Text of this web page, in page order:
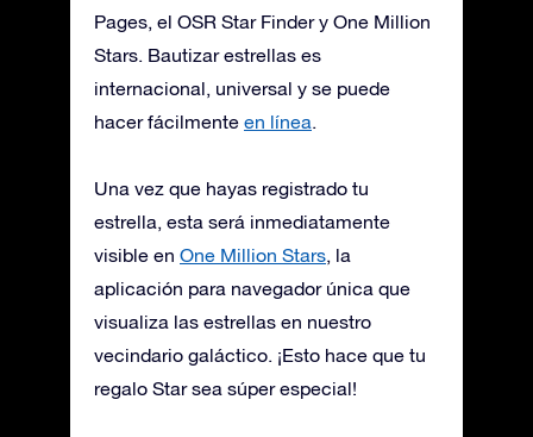
Pages, el OSR Star Finder y One Million
Stars. Bautizar estrellas es
internacional, universal y se puede
hacer fácilmente en línea.
Una vez que hayas registrado tu
estrella, esta será inmediatamente
visible en One Million Stars, la
aplicación para navegador única que
visualiza las estrellas en nuestro
vecindario galáctico. ¡Esto hace que tu
regalo Star sea súper especial!